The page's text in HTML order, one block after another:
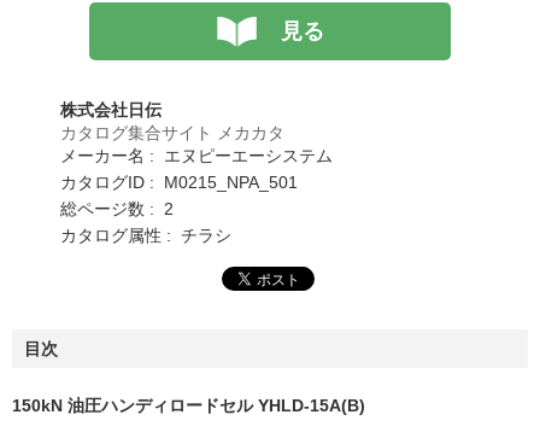
見る
株式会社日伝
カタログ集合サイト メカカタ
メーカー名 : エヌピーエーシステム
カタログID : M0215_NPA_501
総ページ数 : 2
カタログ属性 : チラシ
目次
150kN 油圧ハンディロードセル YHLD-15A(B)